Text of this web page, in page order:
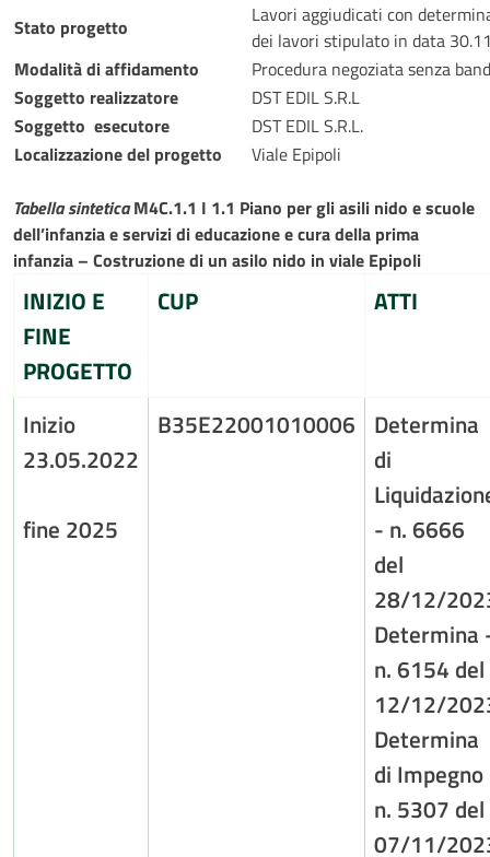
Stato progetto
Lavori aggiudicati con
dei lavori stipulato in data
Modalità di affidamento
Procedura negoziata senza
Soggetto realizzatore
DST EDIL S.R.L
Soggetto esecutore
DST EDIL S.R.L.
Localizzazione del progetto
Viale Epipoli
Tabella sinteticaM4C.1.1 I 1.1 Piano per gli asili nido e scuole
dell’infanzia e servizi di educazione e cura della prima
infanzia – Costruzione di un asilo nido in viale Epipoli
INIZIO E
FINE
PROGETTO
CUP ATTI
Inizio
23.05.2022
fine 2025
B35E22001010006 Determina
di
- n. 6666
del
28/12/
Determina
n. 6154 del
12/12/
Determina
di
n. 5307 del
07/11/